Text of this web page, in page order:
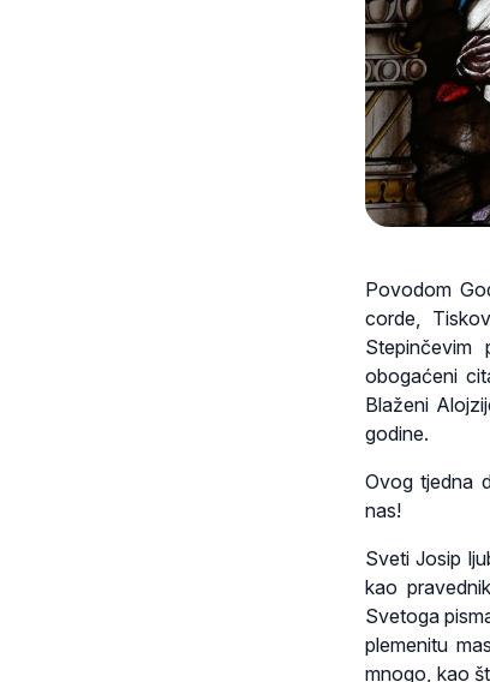
Povodom
corde,
obogaćeni
Blaženi
godine.
Ovog tjedna
nas!
Sveti Josip
kao
Svetoga
plemenitu
mnogo, kao